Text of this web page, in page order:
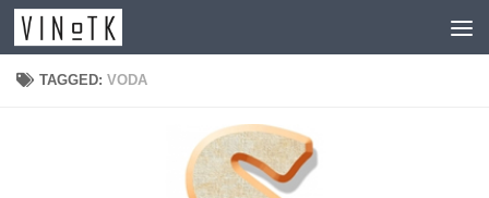
Skip to content
TAGGED:VODA